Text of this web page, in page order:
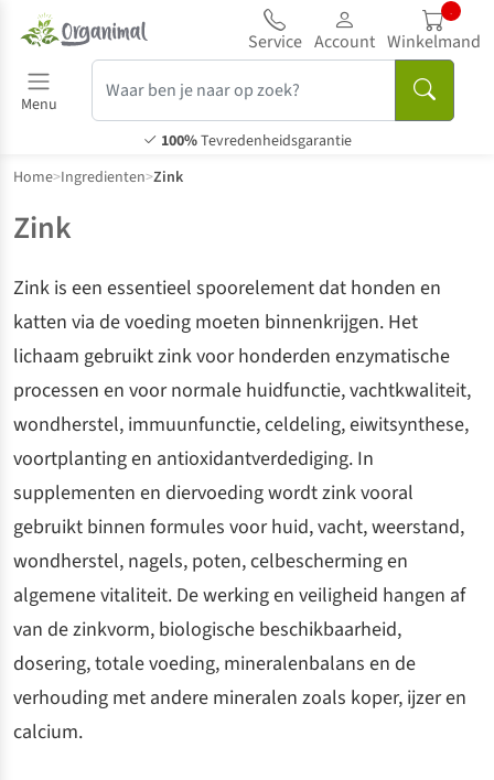
Service Account
..
Winkelmand
Menu
100%Tevredenheidsgarantie
Home>Ingredienten>Zink
Zink
Zink is een essentieel spoorelement dat honden en
katten via de voeding moeten binnenkrijgen. Het
lichaam gebruikt zink voor honderden enzymatische
processen en voor normale huidfunctie, vachtkwaliteit,
wondherstel, immuunfunctie, celdeling, eiwitsynthese,
voortplanting en antioxidantverdediging. In
supplementen en diervoeding wordt zink vooral
gebruikt binnen formules voor huid, vacht, weerstand,
wondherstel, nagels, poten, celbescherming en
algemene vitaliteit. De werking en veiligheid hangen af
van de zinkvorm, biologische beschikbaarheid,
dosering, totale voeding, mineralenbalans en de
verhouding met andere mineralen zoals koper, ijzer en
calcium.